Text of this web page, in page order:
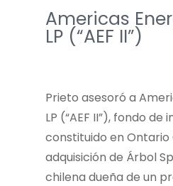
Americas
LP (“AEF II”)
Prieto asesoró a
LP (“AEF II”), fondo de
constituido en Ontario
adquisición de Árbol
chilena dueña de un